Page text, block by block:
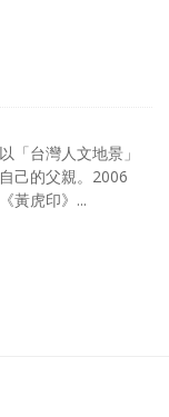
「台灣人文地景」
己的父親。2006
黃虎印》...